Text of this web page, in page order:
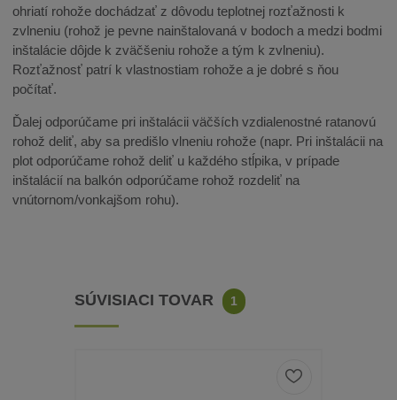
ohriatí rohože dochádzať z dôvodu teplotnej rozťažnosti k
zvlneniu (rohož je pevne nainštalovaná v bodoch a medzi bodmi
inštalácie dôjde k zväčšeniu rohože a tým k zvlneniu).
Rozťažnosť patrí k vlastnostiam rohože a je dobré s ňou
počítať.
Ďalej odporúčame pri inštalácii väčších vzdialenostné ratanovú
rohož deliť, aby sa predišlo vlneniu rohože (napr. Pri inštalácii na
plot odporúčame rohož deliť u každého stĺpika, v prípade
inštalácií na balkón odporúčame rohož rozdeliť na
vnútornom/vonkajšom rohu).
SÚVISIACI TOVAR 1